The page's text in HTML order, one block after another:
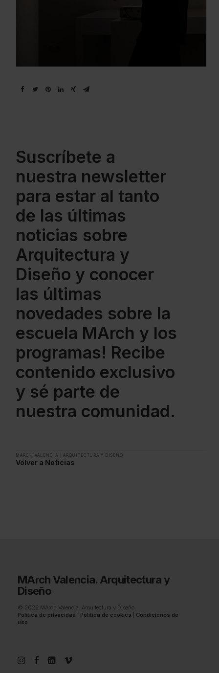
Suscríbete a
nuestra newsletter
para estar al tanto
de las últimas
noticias sobre
Arquitectura y
Diseño y conocer
las últimas
novedades sobre la
escuela MArch y los
programas! Recibe
contenido exclusivo
y sé parte de
nuestra comunidad.
MARCH VALENCIA ARQUITECTURA Y DISEÑO
Volver a Noticias
MArch Valencia. Arquitectura y
Diseño
© 2026 MArch Valencia. Arquitectura y Diseño
Política de privacidad
Política de cookies
Condiciones de
uso